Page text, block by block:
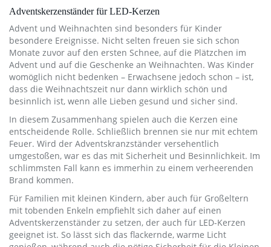
Adventskerzenständer für LED-Kerzen
Advent und Weihnachten sind besonders für Kinder
besondere Ereignisse. Nicht selten freuen sie sich schon
Monate zuvor auf den ersten Schnee, auf die Plätzchen im
Advent und auf die Geschenke an Weihnachten. Was Kinder
womöglich nicht bedenken – Erwachsene jedoch schon – ist,
dass die Weihnachtszeit nur dann wirklich schön und
besinnlich ist, wenn alle Lieben gesund und sicher sind.
In diesem Zusammenhang spielen auch die Kerzen eine
entscheidende Rolle. Schließlich brennen sie nur mit echtem
Feuer. Wird der Adventskranzständer versehentlich
umgestoßen, war es das mit Sicherheit und Besinnlichkeit. Im
schlimmsten Fall kann es immerhin zu einem verheerenden
Brand kommen.
Für Familien mit kleinen Kindern, aber auch für Großeltern
mit tobenden Enkeln empfiehlt sich daher auf einen
Adventskerzenständer zu setzen, der auch für LED-Kerzen
geeignet ist. So lässt sich das flackernde, warme Licht